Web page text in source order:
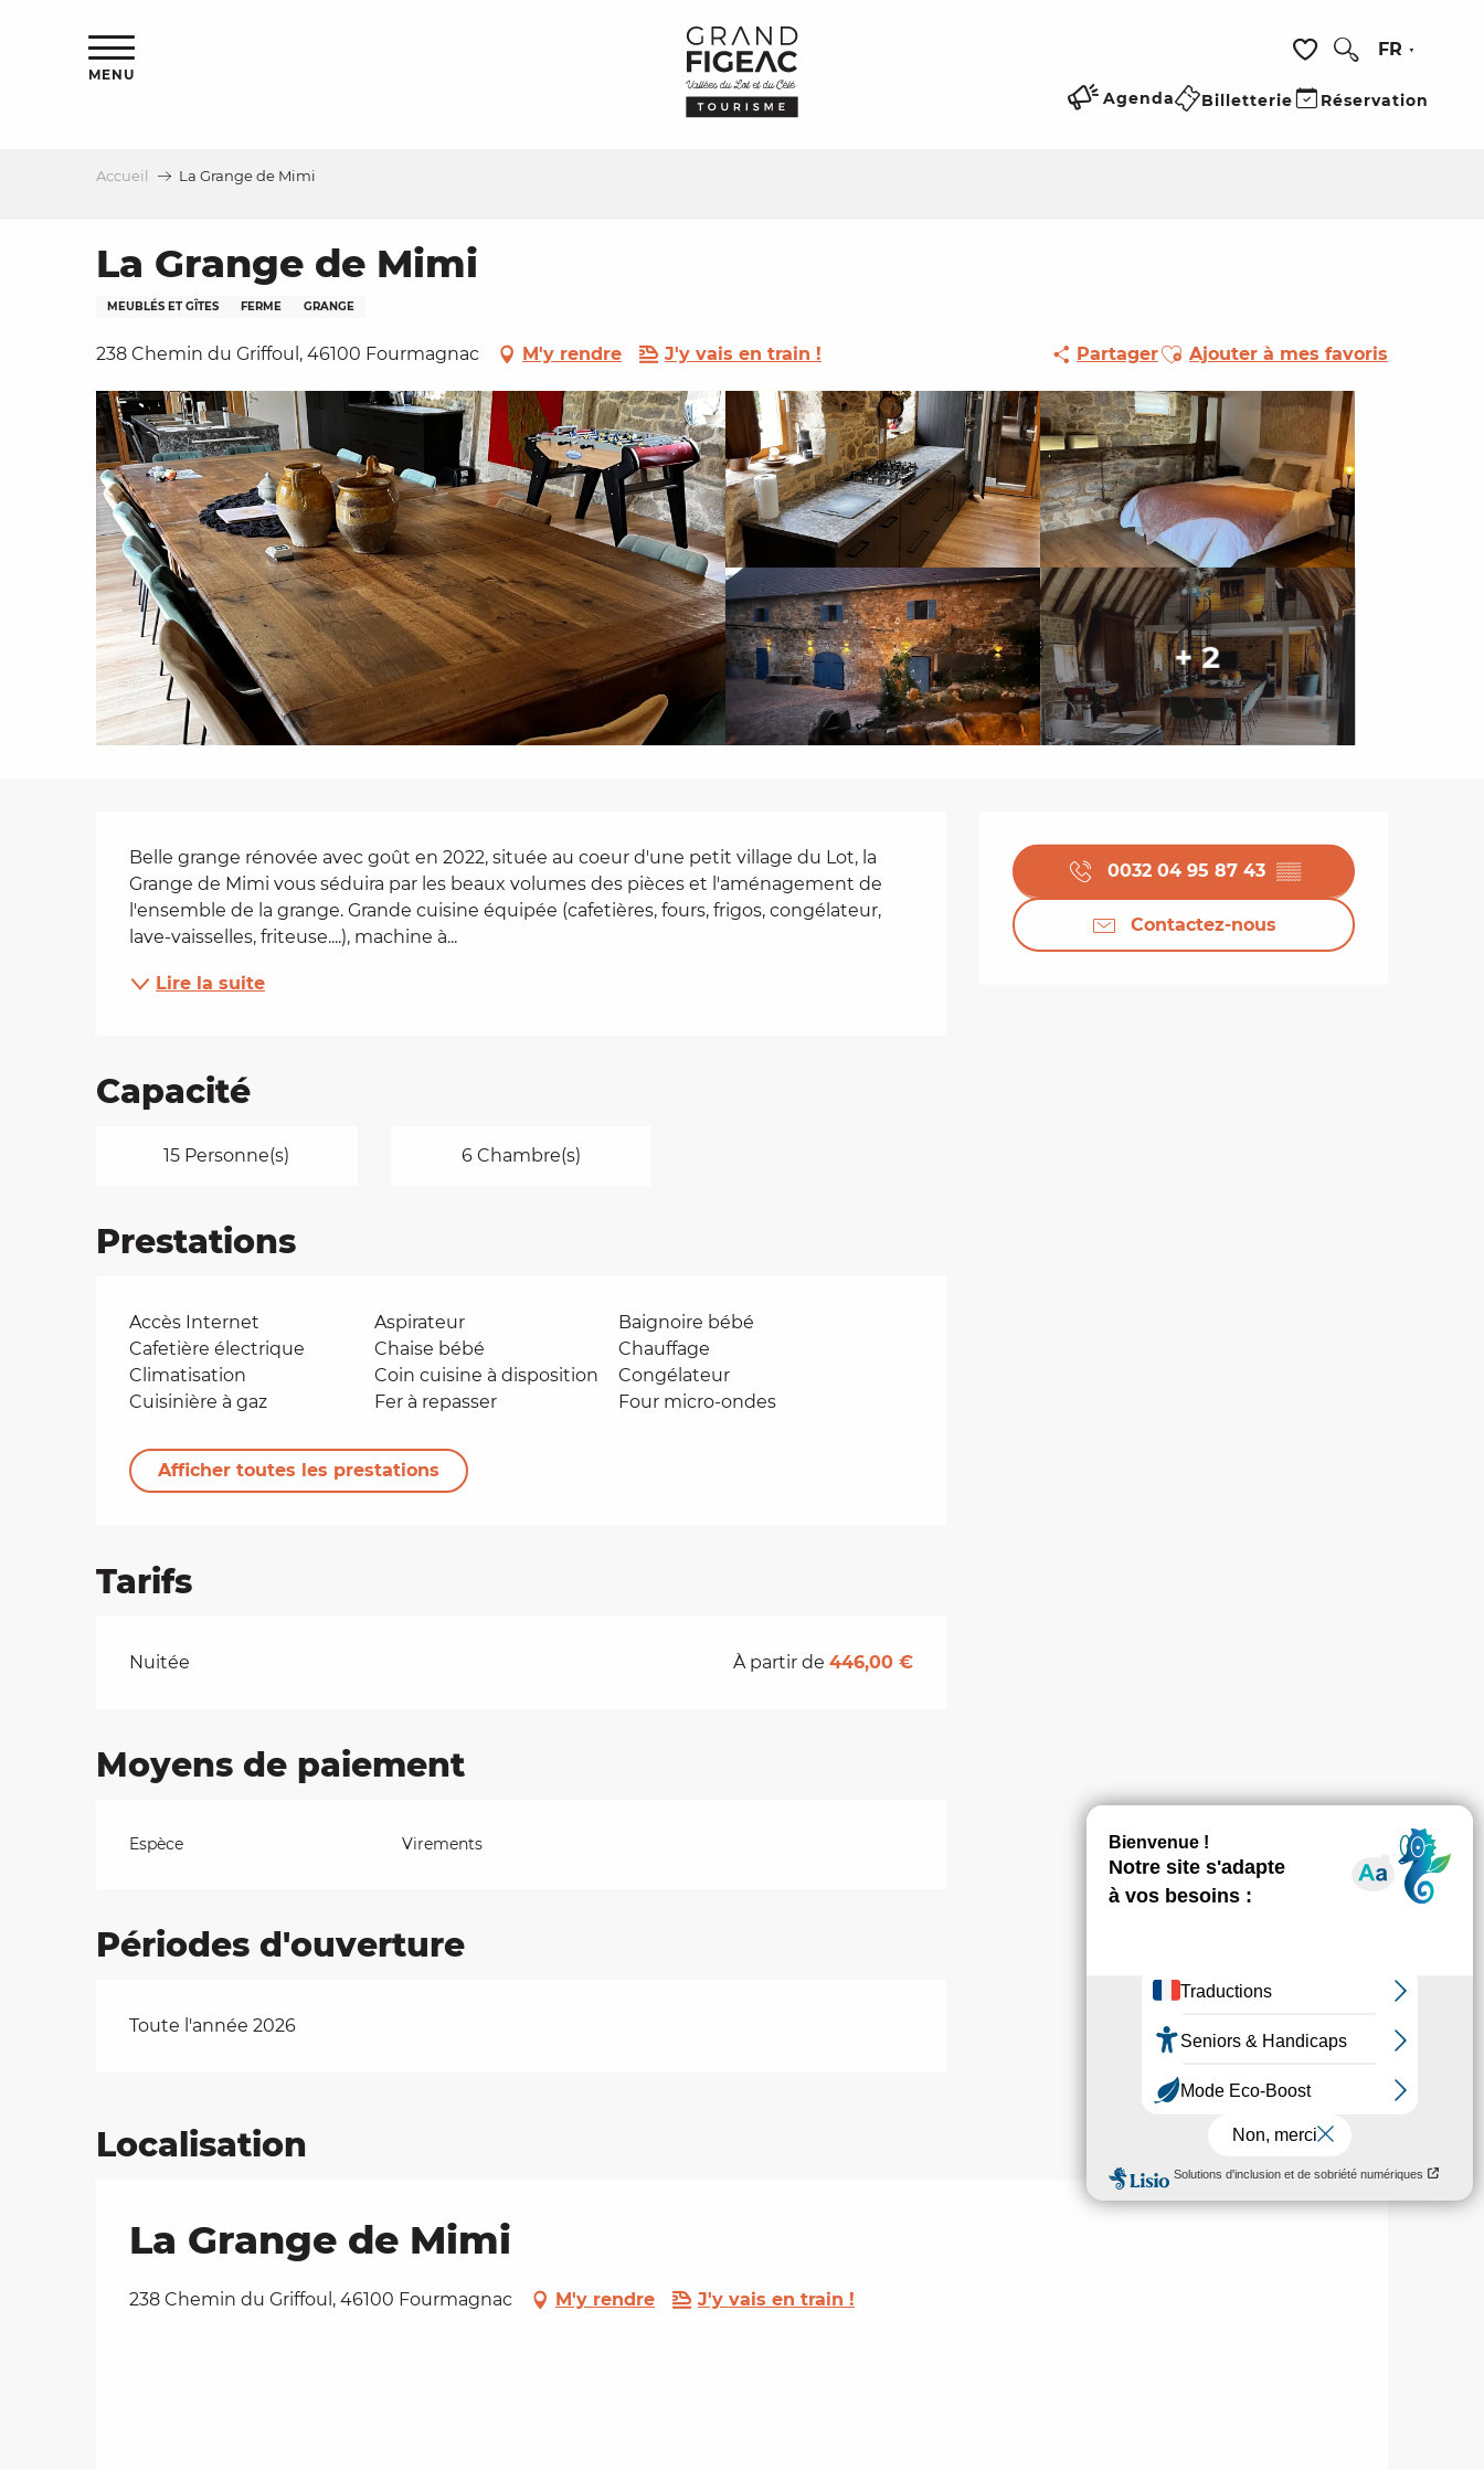
Voir les favoris
FR
MENU
Agenda Billetterie Réservation
Accueil La Grange de Mimi
La Grange de Mimi
MEUBLÉS ET GÎTES FERME GRANGE
238 Chemin du Griffoul, 46100 Fourmagnac M'y rendre J'y vais en train ! PartagerAjouter aux favoris
Ajouter à mes favoris
+ 2
Ouverture et
0032 04 95 87 43 ▒▒
Contactez-nous
Description
Belle grange rénovée avec goût en 2022, située au coeur d'une petit village du Lot, la
Grange de Mimi vous séduira par les beaux volumes des pièces et l'aménagement de
l'ensemble de la grange. Grande cuisine équipée (cafetières, fours, frigos, congélateur,
lave-vaisselles, friteuse....), machine à...
Lire la suite
Capacité
15 Personne(s) 6 Chambre(s)
Prestations
Accès Internet Aspirateur
Baignoire bébé
Cafetière électrique
Chaise bébé
Chauffage
Climatisation
Coin cuisine à disposition
Congélateur
Cuisinière à gaz
Fer à repasser Four micro-ondes
Afficher toutes les prestations
Tarifs
Tarifs 2026
Nuitée À partir de446,00 €
Moyens de paiement
Espèce Virements
Périodes d'ouverture
Toute l'année 2026
Localisation
La Grange de Mimi
238 Chemin du Griffoul, 46100 Fourmagnac M'y rendre J'y vais en train !